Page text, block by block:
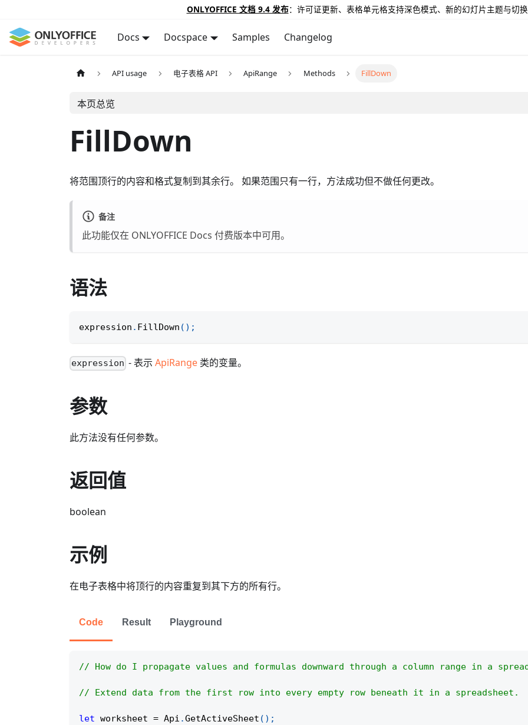
ONLYOFFICE 文档 9.4 发布：许可证更新、表格单元格支持深色模式、新的幻灯片主题与切换
Docs Docspace Samples Changelog
API usage 电子表格 API ApiRange Methods FillDown
本页总览
FillDown
将范围顶行的内容和格式复制到其余行。 如果范围只有一行，方法成功但不做任何更改。
备注
此功能仅在 ONLYOFFICE Docs 付费版本中可用。
语法
expression . FillDown ( ) ;
expression - 表示ApiRange 类的变量。
参数
此方法没有任何参数。
返回值
boolean
示例
在电子表格中将顶行的内容重复到其下方的所有行。
Code Result Playground
// How do I propagate values and formulas downward through a column range in a
// Extend data from the first row into every empty row beneath it in a spreadsheet.
let worksheet = Api .GetActiveSheet ( ) ;